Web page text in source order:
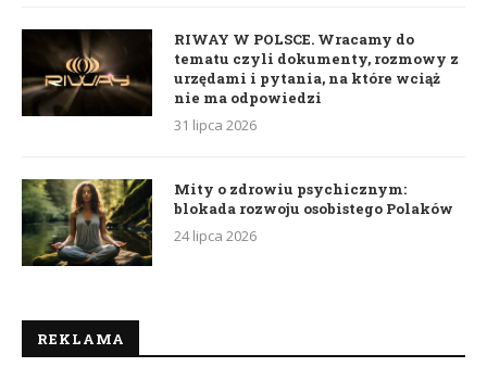
RIWAY W POLSCE. Wracamy do
tematu czyli dokumenty, rozmowy z
urzędami i pytania, na które wciąż
nie ma odpowiedzi
31 lipca 2026
Mity o zdrowiu psychicznym:
blokada rozwoju osobistego Polaków
24 lipca 2026
REKLAMA